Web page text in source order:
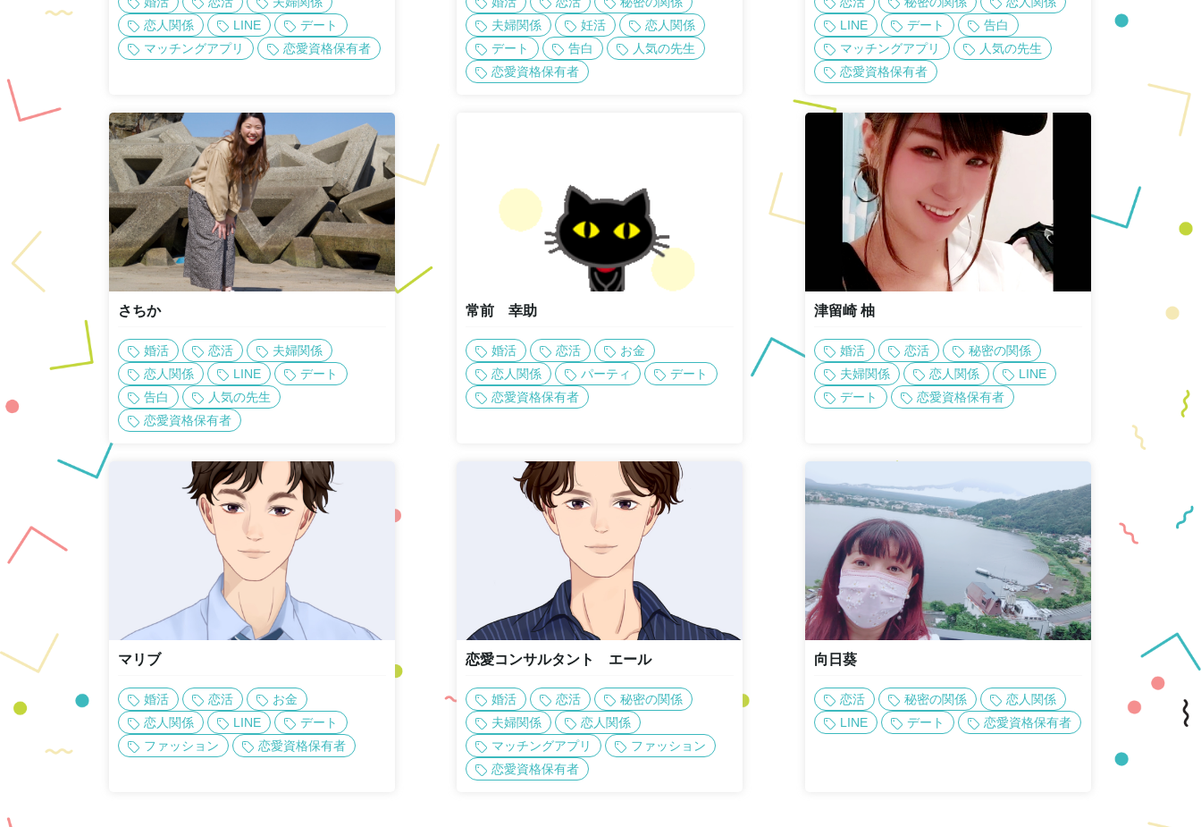
恋人関係
LINE
デート
マッチングアプリ
恋愛資格保有者
夫婦関係
妊活
恋人関係
デート
告白
人気の先生
恋愛資格保有者
LINE
デート
告白
マッチングアプリ
人気の先生
恋愛資格保有者
さちか
婚活 恋活
夫婦関係
恋人関係
LINE
デート
告白
人気の先生
恋愛資格保有者
常前 幸助
婚活 恋活
お金
恋人関係
パーティ
デート
恋愛資格保有者
津留崎 柚
婚活 恋活
秘密の関係
夫婦関係
恋人関係
LINE
デート
恋愛資格保有者
マリブ
婚活 恋活
お金
恋人関係
LINE
デート
ファッション
恋愛資格保有者
恋愛コンサルタント エール
婚活 恋活
秘密の関係
夫婦関係
恋人関係
マッチングアプリ
ファッション
恋愛資格保有者
向日葵
恋活 秘密の関係
恋人関係
LINE
デート 恋愛資格保有者